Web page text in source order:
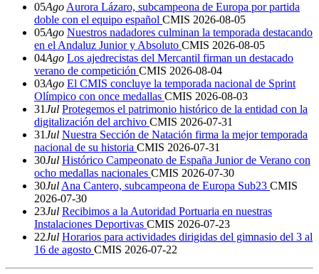
05Ago Aurora Lázaro, subcampeona de Europa por partida
doble con el equipo español CMIS 2026-08-05
05Ago Nuestros nadadores culminan la temporada destacando
en el Andaluz Junior y Absoluto CMIS 2026-08-05
04Ago Los ajedrecistas del Mercantil firman un destacado
verano de competición CMIS 2026-08-04
03Ago El CMIS concluye la temporada nacional de Sprint
Olímpico con once medallas CMIS 2026-08-03
31Jul Protegemos el patrimonio histórico de la entidad con la
digitalización del archivo CMIS 2026-07-31
31Jul Nuestra Sección de Natación firma la mejor temporada
nacional de su historia CMIS 2026-07-31
30Jul Histórico Campeonato de España Junior de Verano con
ocho medallas nacionales CMIS 2026-07-30
30Jul Ana Cantero, subcampeona de Europa Sub23 CMIS
2026-07-30
23Jul Recibimos a la Autoridad Portuaria en nuestras
Instalaciones Deportivas CMIS 2026-07-23
22Jul Horarios para actividades dirigidas del gimnasio del 3 al
16 de agosto CMIS 2026-07-22